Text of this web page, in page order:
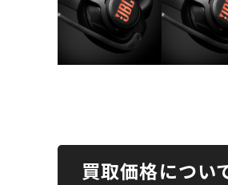
買取価格につい